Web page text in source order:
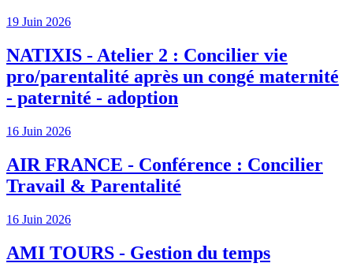
19 Juin 2026
NATIXIS - Atelier 2 : Concilier vie
pro/parentalité après un congé maternité
- paternité - adoption
16 Juin 2026
AIR FRANCE - Conférence : Concilier
Travail & Parentalité
16 Juin 2026
AMI TOURS - Gestion du temps